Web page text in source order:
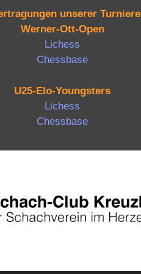
unserer Turniere
Werner-Ott-Open
Lichess
Chessbase
U25-Elo-Youngsters
Lichess
Chessbase